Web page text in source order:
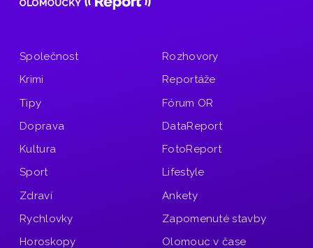
Společnost
Krimi
Tipy
Doprava
Kultura
Sport
Zdraví
Rychlovky
Horoskopy
Rozhovory
Reportáže
Fórum OR
DataReport
FotoReport
Lifestyle
Ankety
Zapomenuté stavby
Olomouc v čase